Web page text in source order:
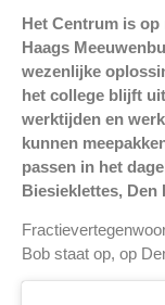
Het Centrum is
Haags
wezenlijke
het college blijft
werktijden en
kunnen
passen in het
Biesieklettes, Den
Bob staat op, op